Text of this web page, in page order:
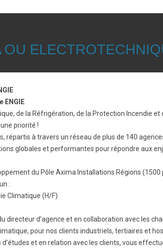
OU
ENGIE
de la Réfrigération, de la Protection Incendie
priorité !
répartis à travers un réseau de plus de 140
globales et performantes pour répondre aux
du Pôle Axima Installations Régions
:
Climatique (H/F)
directeur d’agence et en collaboration avec les
pour nos clients industriels, tertiaires et
et en relation avec les clients, vous